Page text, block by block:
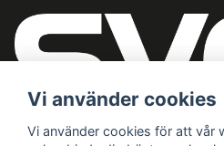
Vi använder cookies
Vi använder cookies för att vår